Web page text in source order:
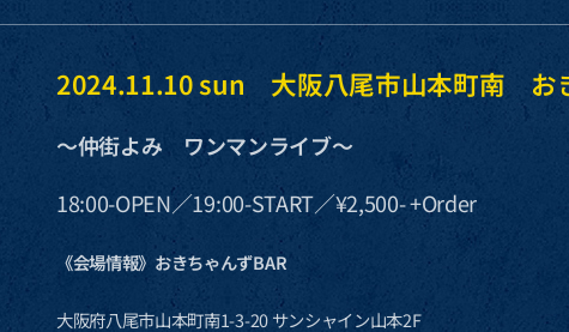
2024.11.10 sun 大阪八尾市山本町南 お
〜仲街よみ ワンマンライブ〜
18:00-OPEN／19:00-START／¥2,500- +Order
《会場情報》おきちゃんずBAR
大阪府八尾市山本町南1-3-20 サンシャイン山本2F